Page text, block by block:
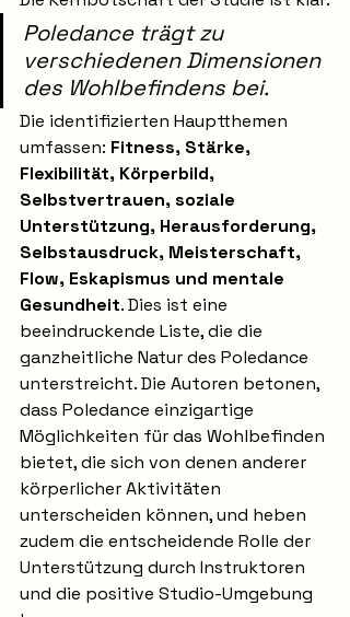
Poledance trägt zu
verschiedenen Dimensionen
des Wohlbefindens bei.
Die identifizierten Hauptthemen
umfassen: Fitness, Stärke,
Flexibilität, Körperbild,
Selbstvertrauen, soziale
Unterstützung, Herausforderung,
Selbstausdruck, Meisterschaft,
Flow, Eskapismus und mentale
Gesundheit. Dies ist eine
beeindruckende Liste, die die
ganzheitliche Natur des Poledance
unterstreicht. Die Autoren betonen,
dass Poledance einzigartige
Möglichkeiten für das Wohlbefinden
bietet, die sich von denen anderer
körperlicher Aktivitäten
unterscheiden können, und heben
zudem die entscheidende Rolle der
Unterstützung durch Instruktoren
und die positive Studio-Umgebung